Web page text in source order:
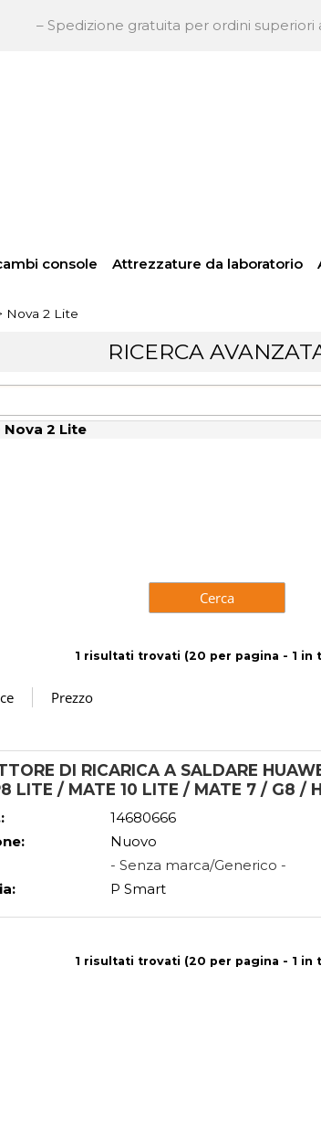
Spedizione gratuita per ordini superiori a
console Attrezzature da laboratorio
Nova 2 Lite
RICERCA
Nova 2 Lite
1 risultati trovati (20 per pagina - 1 in
DI RICARICA A SALDARE
LITE / MATE 10 LITE / MATE 7 / G8 /
14680666
Nuovo
- Senza marca/Generico -
P Smart
1 risultati trovati (20 per pagina - 1 in